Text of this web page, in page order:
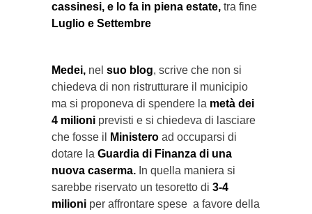
cassinesi, e lo fa in piena estate, tra fine
Luglio e Settembre
Medei, nel suo blog, scrive che non si
chiedeva di non ristrutturare il municipio
ma si proponeva di spendere la metà dei
4 milioni previsti e si chiedeva di lasciare
che fosse il
Ministero ad occuparsi di
dotare la Guardia di Finanza di una
nuova caserma. In quella maniera si
sarebbe riservato un tesoretto di 3-4
milioni per affrontare spese a favore della